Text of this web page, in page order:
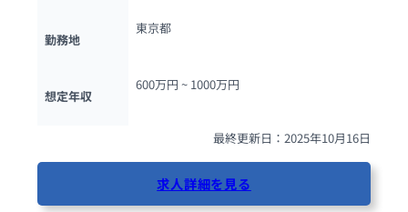
勤務地
東京都
想定年収
600万円 ~ 1000万円
最終更新日：2025年10月16日
求人詳細を見る